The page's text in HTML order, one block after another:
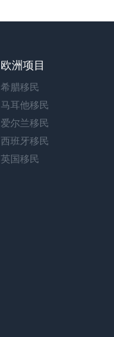
欧洲项目
希腊移民
马耳他移民
爱尔兰移民
西班牙移民
英国移民